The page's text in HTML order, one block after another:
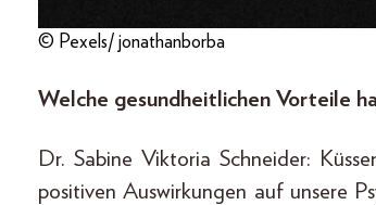
© Pexels/ jonathanborba
Welche gesundheitlichen Vorteile
Dr. Sabine Viktoria Schneider:
positiven Auswirkungen auf unsere